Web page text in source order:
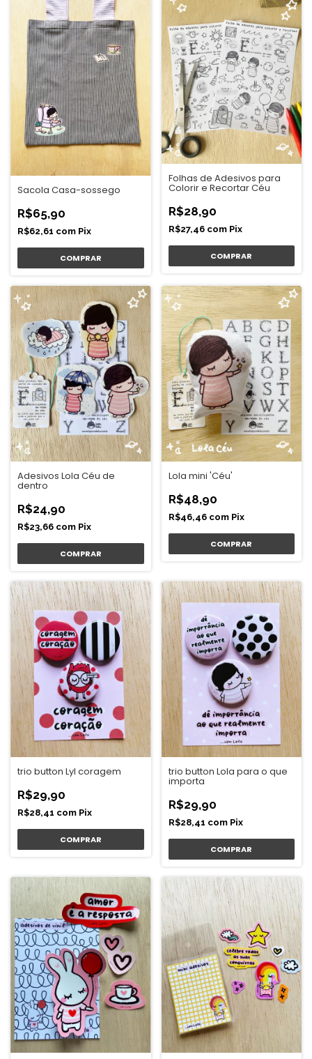
Sacola Casa-sossego
R$65,90
R$62,61 com Pix
Folhas de Adesivos para
Colorir e Recortar Céu
R$28,90
R$27,46 com Pix
Adesivos Lola Céu de
dentro
R$24,90
R$23,66 com Pix
Lola mini 'Céu'
R$48,90
R$46,46 com Pix
trio button Lyl coragem
R$29,90
R$28,41 com Pix
trio button Lola para o que
importa
R$29,90
R$28,41 com Pix